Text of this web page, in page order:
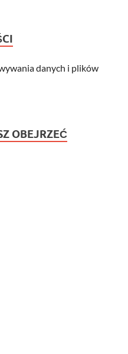
danych i plików
OBEJRZEĆ